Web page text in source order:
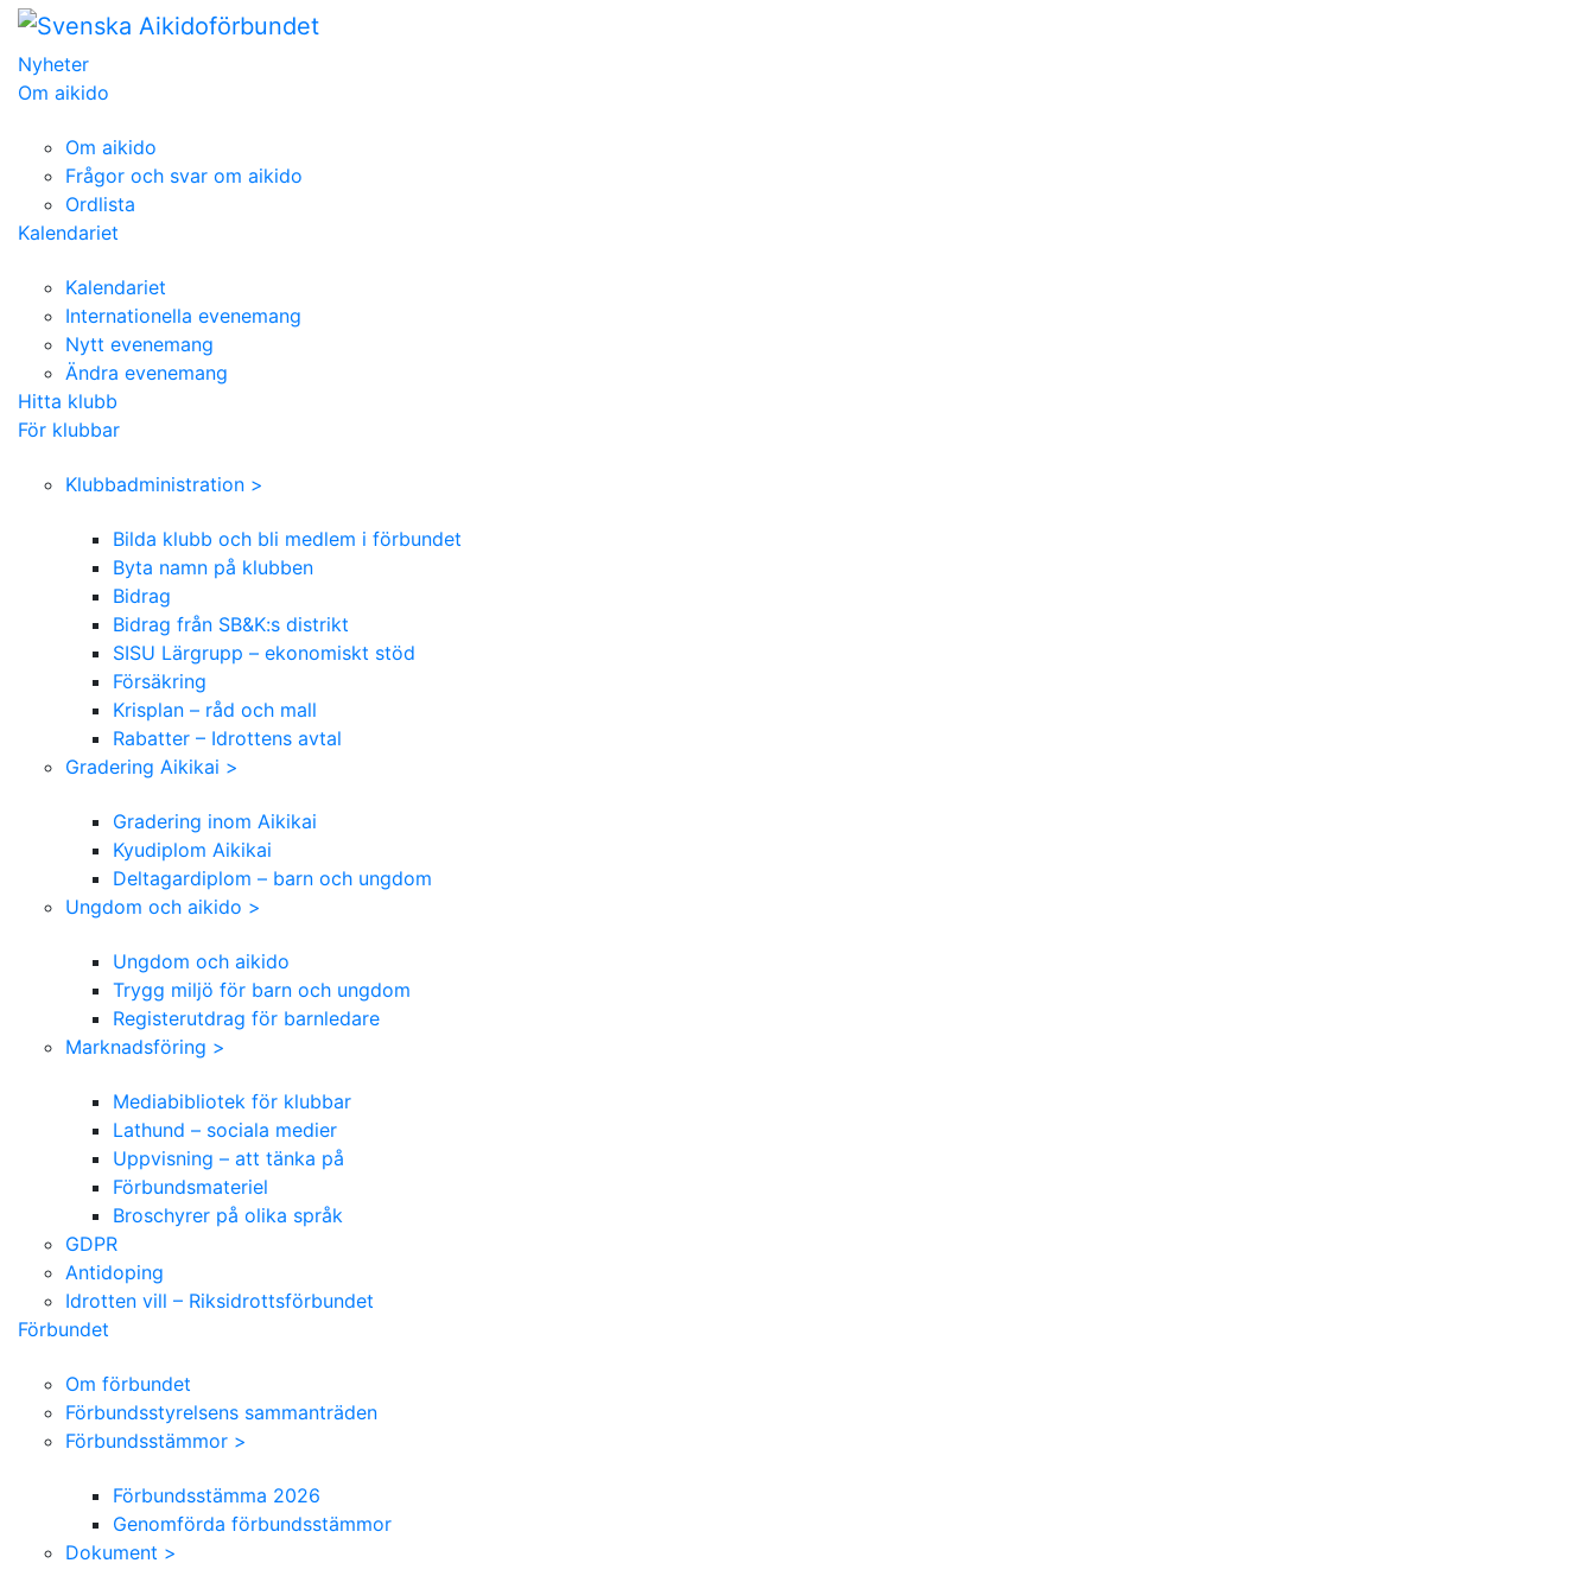
Nyheter
Om aikido
Om aikido
Frågor och svar om aikido
Ordlista
Kalendariet
Kalendariet
Internationella evenemang
Nytt evenemang
Ändra evenemang
Hitta klubb
För klubbar
Klubbadministration >
Bilda klubb och bli medlem i förbundet
Byta namn på klubben
Bidrag
Bidrag från SB&K:s distrikt
SISU Lärgrupp – ekonomiskt stöd
Försäkring
Krisplan – råd och mall
Rabatter – Idrottens avtal
Gradering Aikikai >
Gradering inom Aikikai
Kyudiplom Aikikai
Deltagardiplom – barn och ungdom
Ungdom och aikido >
Ungdom och aikido
Trygg miljö för barn och ungdom
Registerutdrag för barnledare
Marknadsföring >
Mediabibliotek för klubbar
Lathund – sociala medier
Uppvisning – att tänka på
Förbundsmateriel
Broschyrer på olika språk
GDPR
Antidoping
Idrotten vill – Riksidrottsförbundet
Förbundet
Om förbundet
Förbundsstyrelsens sammanträden
Förbundsstämmor >
Förbundsstämma 2026
Genomförda förbundsstämmor
Dokument >